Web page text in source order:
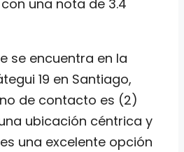
una nota de 3.4
se encuentra en la
19 en Santiago,
de contacto es (2)
ubicación céntrica y
una excelente opción